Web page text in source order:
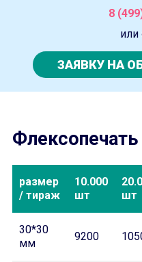
8
или
ЗАЯВКУ НА
Флексопечать
размер
/ тираж
10.000
шт
шт
30*30
мм
9200